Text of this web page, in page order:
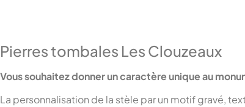
Pierres tombales Les Clouzeaux
Vous souhaitez donner un caractère unique au
La personnalisation de la stèle par un motif gravé,